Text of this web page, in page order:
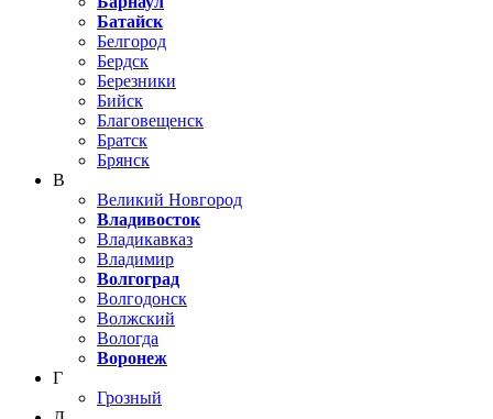
Батайск
Белгород
Бердск
Березники
Бийск
Благовещенск
Братск
Брянск
В
Великий Новгород
Владивосток
Владикавказ
Владимир
Волгоград
Волгодонск
Волжский
Вологда
Воронеж
Г
Грозный